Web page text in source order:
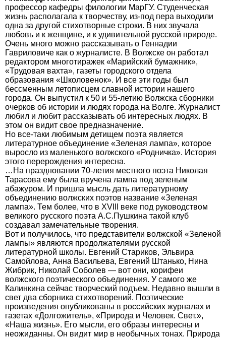
профессор кафедры филологии МарГУ. Студенческая
жизнь располагала к творчеству, из-под пера выходили
одна за другой стихотворные строки. В них звучала
любовь и к женщине, и к удивительной русской природе.
Очень много можно рассказывать о Геннадии
Гавриловиче как о журналисте. В Волжске он работал
редактором многотиражек «Марийский бумажник»,
«Трудовая вахта», газеты городского отдела
образования «Школовенок». И все эти годы был
бессменным летописцем славной истории нашего
города. Он выпустил к 50 и 55-летию Волжска сборники
очерков об истории и людях города на Волге. Журналист
любил и любит рассказывать об интересных людях. В
этом он видит свое предназначение.
Но все-таки любимым детищем поэта является
литературное объединение «Зеленая лампа», которое
выросло из маленького волжского «Родничка». История
этого перерождения интересна.
…На праздновании 70-летия местного поэта Николая
Тарасова ему была вручена лампа под зеленым
абажуром. И пришла мысль дать литературному
объединению волжских поэтов название «Зеленая
лампа». Тем более, что в XVIII веке под руководством
великого русского поэта А.С.Пушкина такой клуб
создавал замечательные творения.
Вот и получилось, что представители волжской «Зеленой
лампы» являются продолжателями русской
литературной школы. Евгений Стариков, Эльвира
Самойлова, Анна Васильева, Евгений Штанько, Нина
Жибрик, Николай Соболев — вот они, корифеи
волжского поэтического объединения. У самого же
Калинкина сейчас творческий подъем. Недавно вышли в
свет два сборника стихотворений. Поэтические
произведения опубликованы в российских журналах и
газетах «Долгожитель», «Природа и Человек. Свет.»,
«Наша жизнь». Его мысли, его образы интересны и
неожиданны. Он видит мир в необычных тонах. Природа